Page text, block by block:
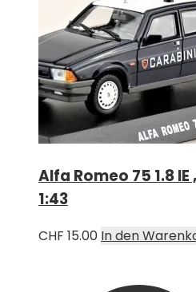
Alfa Romeo 75 1.8
1:43
CHF 15.00 In den